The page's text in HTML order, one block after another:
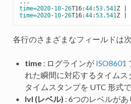
time=2020-10-26T16:44:53.541Z |
time=2020-10-26T16:44:53.541Z |
各行のさまざまなフィールドは
time: ログラインが ISO8601
れた瞬間に対応するタイム
タイムスタンプを UTC 形式
lvl (レベル) : 6つのレベルがあ